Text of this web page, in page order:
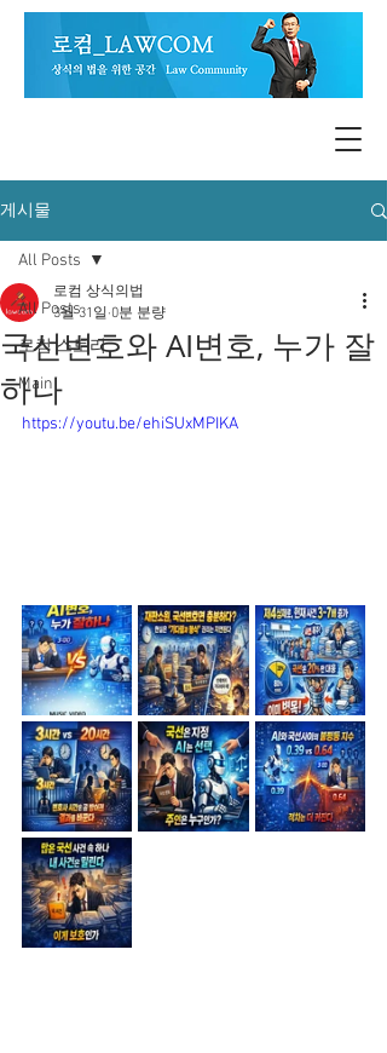
게시물
All Posts
로컴 스토리
Main
All Posts
국선변호와 AI변호, 누가 잘
하나
로컴 상식의법
3월 31일 0분 분량
https://youtu.be/ehiSUxMPIKA